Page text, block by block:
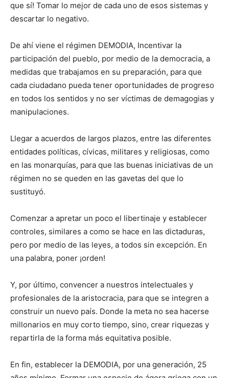
que sí! Tomar lo mejor de cada uno de esos sistemas y
descartar lo negativo.
De ahí viene el régimen DEMODIA, Incentivar la
participación del pueblo, por medio de la democracia, a
medidas que trabajamos en su preparación, para que
cada ciudadano pueda tener oportunidades de progreso
en todos los sentidos y no ser víctimas de demagogias y
manipulaciones.
Llegar a acuerdos de largos plazos, entre las diferentes
entidades políticas, cívicas, militares y religiosas, como
en las monarquías, para que las buenas iniciativas de un
régimen no se queden en las gavetas del que lo
sustituyó.
Comenzar a apretar un poco el libertinaje y establecer
controles, similares a como se hace en las dictaduras,
pero por medio de las leyes, a todos sin excepción. En
una palabra, poner ¡orden!
Y, por último, convencer a nuestros intelectuales y
profesionales de la aristocracia, para que se integren a
construir un nuevo país. Donde la meta no sea hacerse
millonarios en muy corto tiempo, sino, crear riquezas y
repartirla de la forma más equitativa posible.
En fin, establecer la DEMODIA, por una generación, 25